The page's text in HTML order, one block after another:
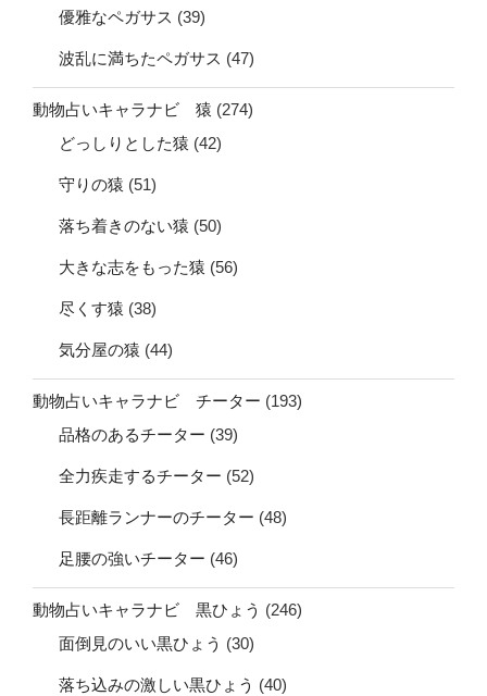
優雅なペガサス (39)
波乱に満ちたペガサス (47)
動物占いキャラナビ 猿 (274)
どっしりとした猿 (42)
守りの猿 (51)
落ち着きのない猿 (50)
大きな志をもった猿 (56)
尽くす猿 (38)
気分屋の猿 (44)
動物占いキャラナビ チーター (193)
品格のあるチーター (39)
全力疾走するチーター (52)
長距離ランナーのチーター (48)
足腰の強いチーター (46)
動物占いキャラナビ 黒ひょう (246)
面倒見のいい黒ひょう (30)
落ち込みの激しい黒ひょう (40)